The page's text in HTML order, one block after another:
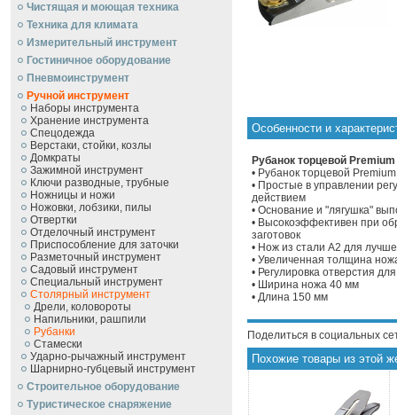
Чистящая и моющая техника
Техника для климата
Измерительный инструмент
Гостиничное оборудование
Пневмоинструмент
Ручной инcтрумент
Наборы инструмента
Хранение инструмента
Спецодежда
Верстаки, стойки, козлы
Домкраты
Зажимной инструмент
Ключи разводные, трубные
Ножницы и ножи
Ножовки, лобзики, пилы
Отвертки
Отделочный инструмент
Приспособление для заточки
Разметочный инструмент
Садовый инструмент
Специальный инструмент
Столярный инструмент
Дрели, коловороты
Напильники, рашпили
Рубанки
Стамески
Ударно-рычажный инструмент
Шарнирно-губцевый инструмент
Строительное оборудование
Туристическое снаряжение
Особенности и
Рубанок торцевой
• Рубанок торцевой
• Простые в управлении
действием
• Основание и "лягушка"
• Высокоэффективен при
заготовок
• Нож из стали A2 для
• Увеличенная толщина
• Регулировка отверстия
• Ширина ножа 40 мм
• Длина 150 мм
Поделиться в социальных
Похожие товары из этой